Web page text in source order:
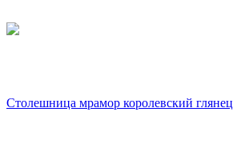
Столешница мрамор королевский глянец